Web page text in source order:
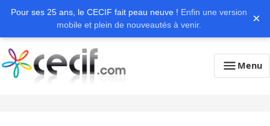
Pour ses 25 ans, le CECIF fait peau neuve ! Enfin une version
mobile et plein de nouveautés à venir.
×
Menu